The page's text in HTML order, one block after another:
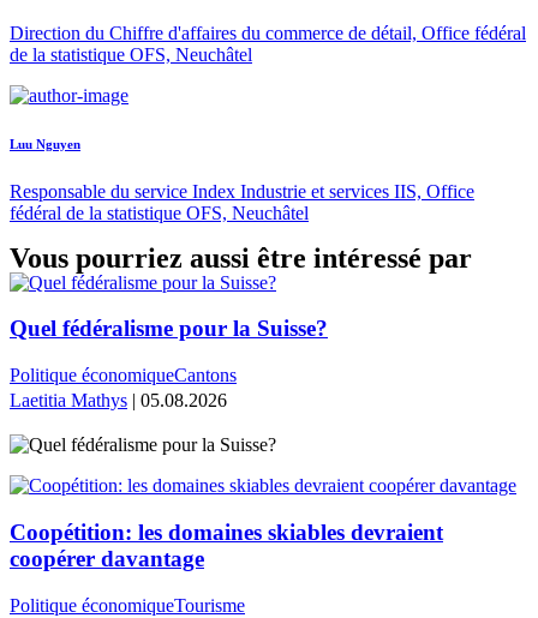
Direction du Chiffre d'affaires du commerce de détail, Office fédéral
de la statistique OFS, Neuchâtel
Luu Nguyen
Responsable du service Index Industrie et services IIS, Office
fédéral de la statistique OFS, Neuchâtel
Vous pourriez aussi être intéressé par
Quel fédéralisme pour la Suisse?
Politique économiqueCantons
Laetitia Mathys | 05.08.2026
Coopétition: les domaines skiables devraient
coopérer davantage
Politique économiqueTourisme